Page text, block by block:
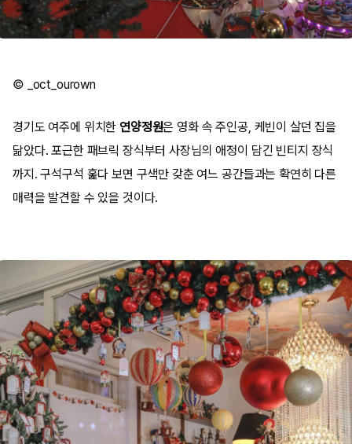
© _oct_ourown
경기도 여주에 위치한연양정원은 영화 속 주인공, 케빈이 살던 집을
닮았다. 포근한 패브릭 장식부터 사장님의 애정이 담긴 빈티지 장식
까지. 구석구석 훑다 보면 구색만 갖춘 여느 공간들과는 확연히 다른
매력을 발견할 수 있을 것이다.